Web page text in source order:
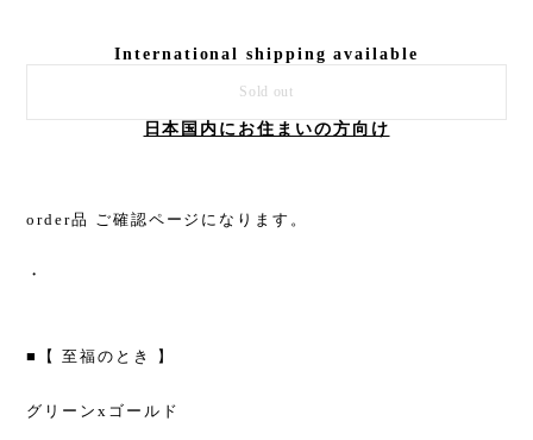
International shipping available
Sold out
日本国内にお住まいの方向け
order品 ご確認ページになります。
・
■【 至福のとき 】
グリーンxゴールド